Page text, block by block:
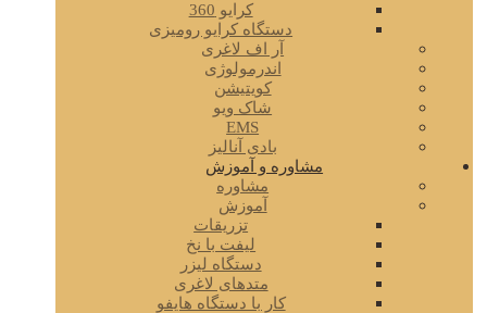
کرایو 360
دستگاه کرایو رومیزی
آر اف لاغری
اندرمولوژی
کویتیشن
شاک ویو
EMS
بادی آنالیز
مشاوره و آموزش
مشاوره
آموزش
تزریقات
لیفت با نخ
دستگاه لیزر
متدهای لاغری
کار با دستگاه هایفو